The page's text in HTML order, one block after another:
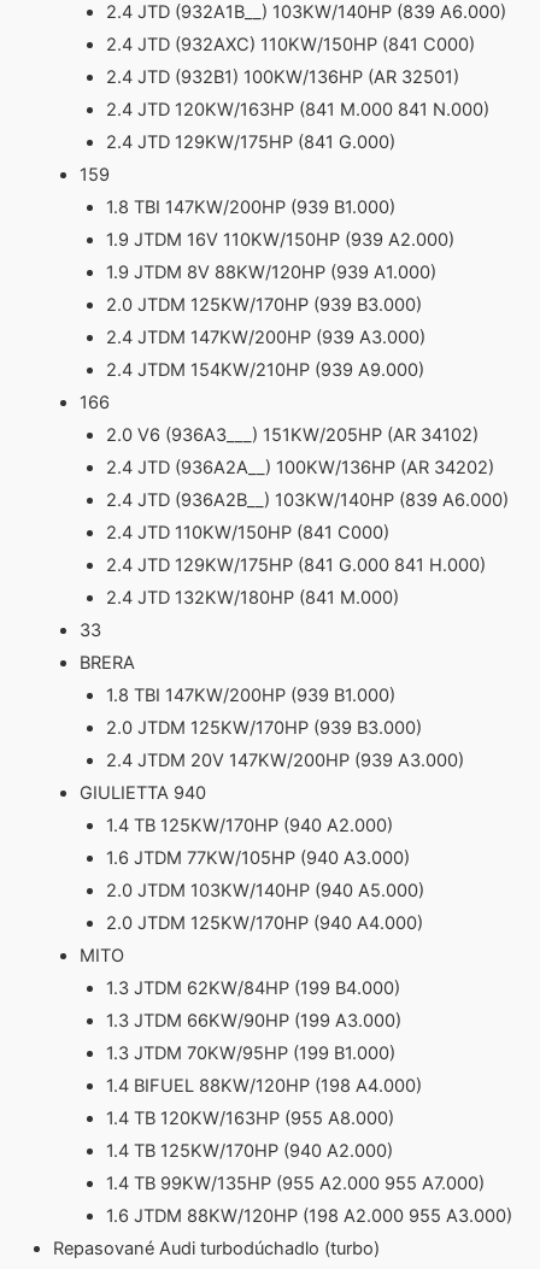
2.4 JTD (932A1B__) 103KW/140HP (839 A6.000)
2.4 JTD (932AXC) 110KW/150HP (841 C000)
2.4 JTD (932B1) 100KW/136HP (AR 32501)
2.4 JTD 120KW/163HP (841 M.000 841 N.000)
2.4 JTD 129KW/175HP (841 G.000)
159
1.8 TBI 147KW/200HP (939 B1.000)
1.9 JTDM 16V 110KW/150HP (939 A2.000)
1.9 JTDM 8V 88KW/120HP (939 A1.000)
2.0 JTDM 125KW/170HP (939 B3.000)
2.4 JTDM 147KW/200HP (939 A3.000)
2.4 JTDM 154KW/210HP (939 A9.000)
166
2.0 V6 (936A3___) 151KW/205HP (AR 34102)
2.4 JTD (936A2A__) 100KW/136HP (AR 34202)
2.4 JTD (936A2B__) 103KW/140HP (839 A6.000)
2.4 JTD 110KW/150HP (841 C000)
2.4 JTD 129KW/175HP (841 G.000 841 H.000)
2.4 JTD 132KW/180HP (841 M.000)
33
BRERA
1.8 TBI 147KW/200HP (939 B1.000)
2.0 JTDM 125KW/170HP (939 B3.000)
2.4 JTDM 20V 147KW/200HP (939 A3.000)
GIULIETTA 940
1.4 TB 125KW/170HP (940 A2.000)
1.6 JTDM 77KW/105HP (940 A3.000)
2.0 JTDM 103KW/140HP (940 A5.000)
2.0 JTDM 125KW/170HP (940 A4.000)
MITO
1.3 JTDM 62KW/84HP (199 B4.000)
1.3 JTDM 66KW/90HP (199 A3.000)
1.3 JTDM 70KW/95HP (199 B1.000)
1.4 BIFUEL 88KW/120HP (198 A4.000)
1.4 TB 120KW/163HP (955 A8.000)
1.4 TB 125KW/170HP (940 A2.000)
1.4 TB 99KW/135HP (955 A2.000 955 A7.000)
1.6 JTDM 88KW/120HP (198 A2.000 955 A3.000)
Repasované Audi turbodúchadlo (turbo)